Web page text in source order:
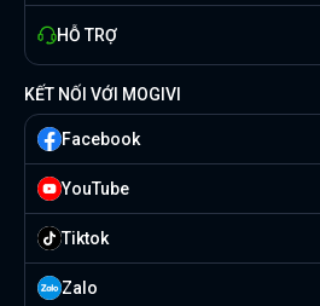
HỖ TRỢ
KẾT NỐI VỚI MOGIVI
Facebook
YouTube
Tiktok
Zalo